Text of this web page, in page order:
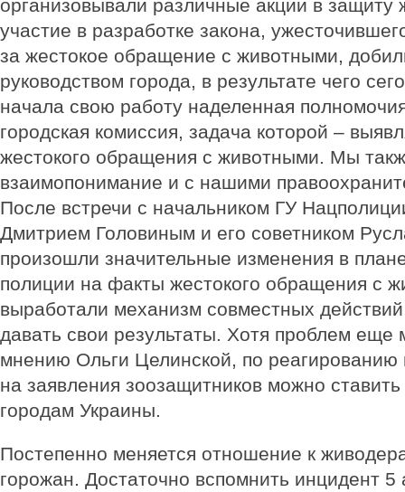
организовывали различные акции в защиту
участие в разработке закона,
за жестокое обращение с животными,
руководством города, в результате чего
начала свою работу наделенная
городская комиссия, задача которой –
жестокого обращения с животными. Мы
взаимопонимание и с нашими
После встречи с начальником ГУ
Дмитрием Головиным и его советником
произошли значительные изменения в
полиции на факты жестокого обращения с
выработали механизм совместных
давать свои результаты. Хотя проблем еще
мнению Ольги Целинской, по реагированию
на заявления зоозащитников можно
городам Украины.
Постепенно меняется отношение к
горожан. Достаточно вспомнить инцидент